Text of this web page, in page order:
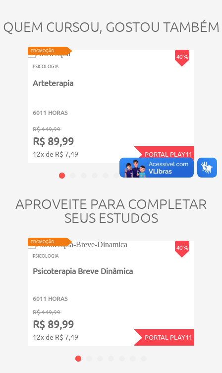
QUEM CURSOU, GOSTOU TAMBÉM
40 %
PROMOÇÃO
PSICOLOGIA
Arteterapia
6011 HORAS
R$ 149,99
R$ 89,99
12x de R$ 7,49 PORTAL PLAY11
APROVEITE PARA COMPLETAR
SEUS ESTUDOS
40 %
PROMOÇÃO
PSICOLOGIA
Psicoterapia Breve Dinâmica
6011 HORAS
R$ 149,99
R$ 89,99
12x de R$ 7,49 PORTAL PLAY11